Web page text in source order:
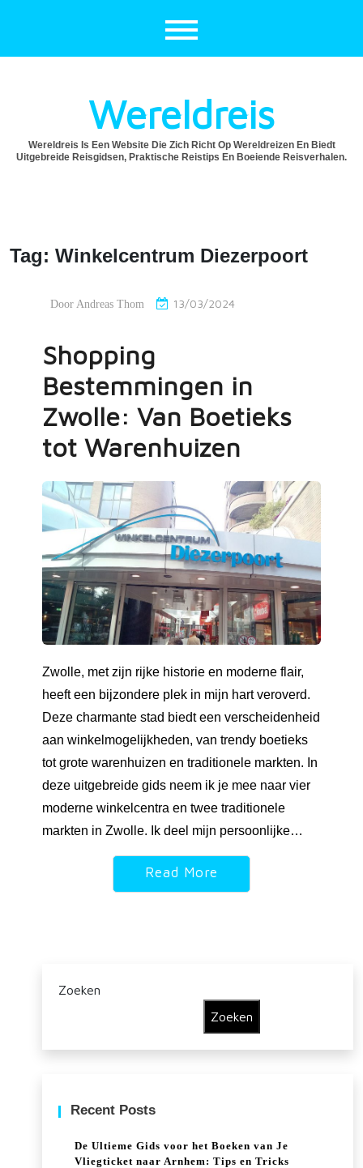
Wereldreis
Wereldreis Is Een Website Die Zich Richt Op Wereldreizen En Biedt
Uitgebreide Reisgidsen, Praktische Reistips En Boeiende Reisverhalen.
Tag: Winkelcentrum Diezerpoort
Door Andreas Thom 13/03/2024
Shopping
Bestemmingen in
Zwolle: Van Boetieks
tot Warenhuizen
Zwolle, met zijn rijke historie en moderne flair,
heeft een bijzondere plek in mijn hart veroverd.
Deze charmante stad biedt een verscheidenheid
aan winkelmogelijkheden, van trendy boetieks
tot grote warenhuizen en traditionele markten. In
deze uitgebreide gids neem ik je mee naar vier
moderne winkelcentra en twee traditionele
markten in Zwolle. Ik deel mijn persoonlijke…
Read More
Zoeken
Zoeken
Recent Posts
De Ultieme Gids voor het Boeken van Je
Vliegticket naar Arnhem: Tips en Tricks